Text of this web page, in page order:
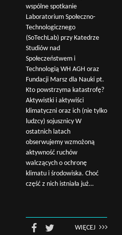
wspólne spotkanie
Laboratorium Społeczno-
Technologicznego
(SoTechLab) przy Katedrze
Studiów nad
Społeczeństwem i
Technologią WH AGH oraz
Fundacji Marsz dla Nauki pt.
Kto powstrzyma katastrofę?
Aktywistki i aktywiści
klimatyczni oraz ich (nie tylko
ludzcy) sojusznicy W
ostatnich latach
obserwujemy wzmożoną
aktywność ruchów
walczących o ochronę
klimatu i środowiska. Choć
część z nich istniała już…
WIĘCEJ